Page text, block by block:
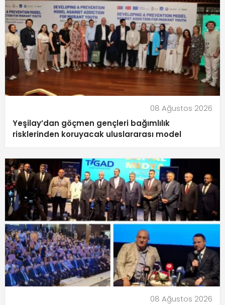
08 Ağustos 2026
Yeşilay’dan göçmen gençleri bağımlılık
risklerinden koruyacak uluslararası model
08 Ağustos 2026